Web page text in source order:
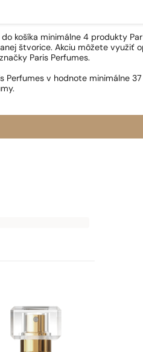
košíka minimálne 4 produkty
štvorice. Akciu môžete využiť
Paris Perfumes.
Perfumes v hodnote minimálne